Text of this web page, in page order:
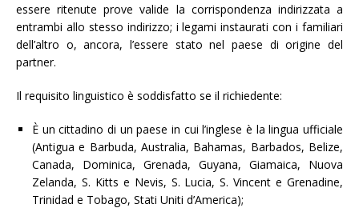
essere ritenute prove valide la corrispondenza indirizzata a
entrambi allo stesso indirizzo; i legami instaurati con i familiari
dell’altro o, ancora, l’essere stato nel paese di origine del
partner.
Il requisito linguistico è soddisfatto se il richiedente:
È un cittadino di un paese in cui l’inglese è la lingua ufficiale
(Antigua e Barbuda, Australia, Bahamas, Barbados, Belize,
Canada, Dominica, Grenada, Guyana, Giamaica, Nuova
Zelanda, S. Kitts e Nevis, S. Lucia, S. Vincent e Grenadine,
Trinidad e Tobago, Stati Uniti d’America);